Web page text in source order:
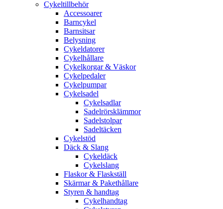
Cykeltillbehör
Accessoarer
Barncykel
Barnsitsar
Belysning
Cykeldatorer
Cykelhållare
Cykelkorgar & Väskor
Cykelpedaler
Cykelpumpar
Cykelsadel
Cykelsadlar
Sadelrörsklämmor
Sadelstolpar
Sadeltäcken
Cykelstöd
Däck & Slang
Cykeldäck
Cykelslang
Flaskor & Flaskställ
Skärmar & Pakethållare
Styren & handtag
Cykelhandtag